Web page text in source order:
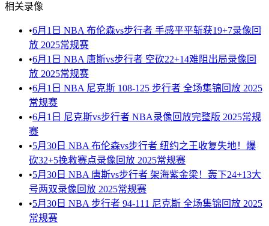
相关录像
•6月1日 NBA 布伦森vs步行者 手感平平斩获19+7录像回
放 2025常规赛
•6月1日 NBA 唐斯vs步行者 空砍22+14难阻出局录像回
放 2025常规赛
•6月1日 NBA 尼克斯 108-125 步行者 全场集锦回放 2025
常规赛
•6月1日 尼克斯vs步行者 NBA录像回放完整版 2025常规
赛
•5月30日 NBA 布伦森vs步行者 纽约之王收复失地！爆
砍32+5挽救赛点录像回放 2025常规赛
•5月30日 NBA 唐斯vs步行者 架海紫金梁！轰下24+13大
号两双录像回放 2025常规赛
•5月30日 NBA 步行者 94-111 尼克斯 全场集锦回放 2025
常规赛